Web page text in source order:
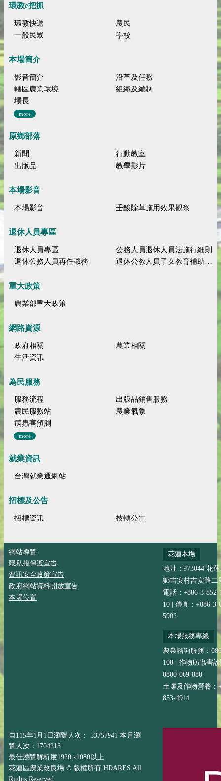
環教e把抓
環教快遞
農民
一般民眾
學校
本場簡介
影音簡介
沿革及任務
轄區農業環境
組織及編制
場長
more
原鄉部落
新聞
行動教室
出版品
教學影片
本場影音
本場影音 壬酸除草施用效果觀察
退休人員專區
退休人員專區
公務人員退休人員法施行細則
退休公務人員再任職務
退休公教人員子女教育補助規定
重大政策
農業部重大政策
網路資源
政府相關
農業相關
生活資訊
為民服務
服務流程
出版品銷售服務
農民服務站
農業氣象
病蟲害預測
more
就業資訊
台灣就業通網站
招標及公告
招標資訊 技轉公告
網站導覽
隱私權保護宣告
資訊安全政策宣告
政府網站資料開放宣告
本場位置
花蓮本場
地址：973044 花
鄉吉安村吉安路二
電話：+886-3-852-
10 | 傳真：+886-3-
5902
本場服務專線
農業諮詢服務：
108 | 作物病蟲害
0800-069-880
土壤及作物營養：
853-4914
自115年1月1日瀏覽人次： 53757941 本月瀏
覽人次：1704213
最佳瀏覽解析度1920 x1080以上
花蓮區農業改良場 © 版權所有 HDARES All
Rights Reserved